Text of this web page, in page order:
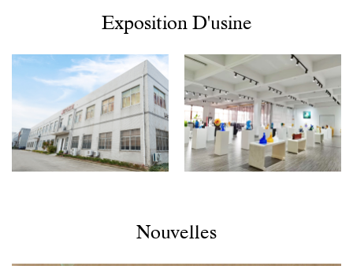
Exposition D'usine
Nouvelles